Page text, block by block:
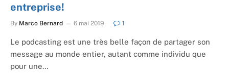
entreprise!
By Marco Bernard 6 mai 2019 1
Le podcasting est une très belle façon de partager son
message au monde entier, autant comme individu que
pour une…